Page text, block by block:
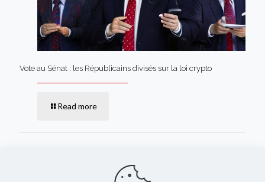
Vote au Sénat : les Républicains divisés sur la loi crypto
Read more